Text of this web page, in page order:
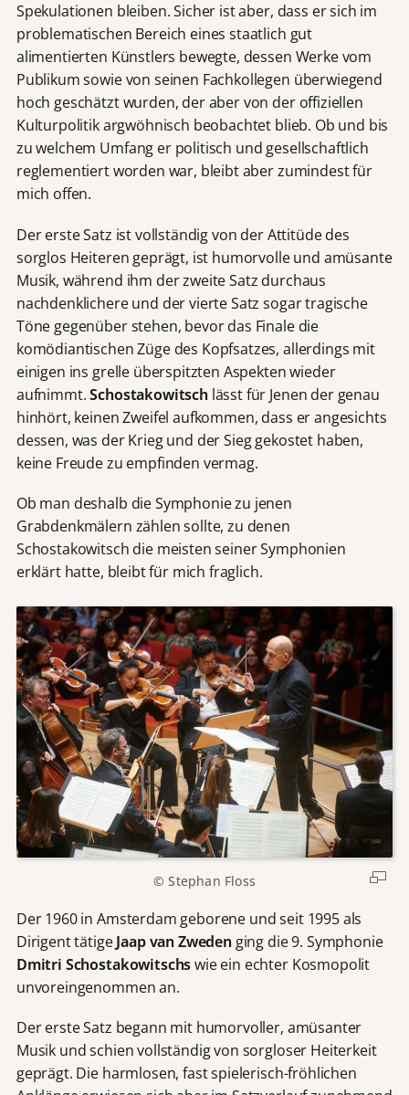
Spekulationen bleiben. Sicher ist aber, dass er sich im
problematischen Bereich eines staatlich gut
alimentierten Künstlers bewegte, dessen Werke vom
Publikum sowie von seinen Fachkollegen überwiegend
hoch geschätzt wurden, der aber von der offiziellen
Kulturpolitik argwöhnisch beobachtet blieb. Ob und bis
zu welchem Umfang er politisch und gesellschaftlich
reglementiert worden war, bleibt aber zumindest für
mich offen.
Der erste Satz ist vollständig von der Attitüde des
sorglos Heiteren geprägt, ist humorvolle und amüsante
Musik, während ihm der zweite Satz durchaus
nachdenklichere und der vierte Satz sogar tragische
Töne gegenüber stehen, bevor das Finale die
komödiantischen Züge des Kopfsatzes, allerdings mit
einigen ins grelle überspitzten Aspekten wieder
aufnimmt.Schostakowitschlässt für Jenen der genau
hinhört, keinen Zweifel aufkommen, dass er angesichts
dessen, was der Krieg und der Sieg gekostet haben,
keine Freude zu empfinden vermag.
Ob man deshalb die Symphonie zu jenen
Grabdenkmälern zählen sollte, zu denen
Schostakowitsch die meisten seiner Symphonien
erklärt hatte, bleibt für mich fraglich.
© Stephan Floss
Der 1960 in Amsterdam geborene und seit 1995 als
Dirigent tätigeJaap van Zwedenging die 9. Symphonie
Dmitri Schostakowitschswie ein echter Kosmopolit
unvoreingenommen an.
Der erste Satz begann mit humorvoller, amüsanter
Musik und schien vollständig von sorgloser Heiterkeit
geprägt. Die harmlosen, fast spielerisch-fröhlichen